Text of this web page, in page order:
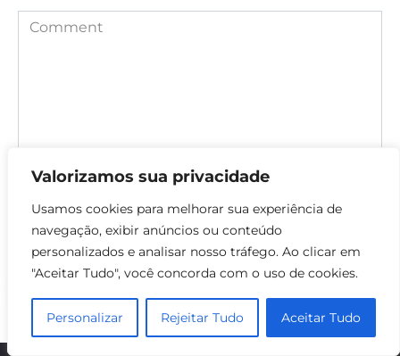
Valorizamos sua privacidade
Usamos cookies para melhorar sua experiência de
navegação, exibir anúncios ou conteúdo
personalizados e analisar nosso tráfego. Ao clicar em
"Aceitar Tudo", você concorda com o uso de cookies.
Personalizar Rejeitar Tudo Aceitar Tudo
Comment
Save my name, email, and website in this browser for the
next time I comment.